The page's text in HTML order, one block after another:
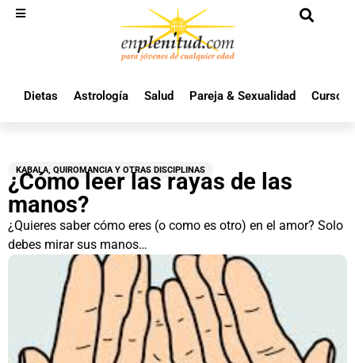
Dietas Astrología Salud Pareja & Sexualidad Cursos
KABALA, QUIROMANCIA Y OTRAS DISCIPLINAS
¿Cómo leer las rayas de las
manos?
¿Quieres saber cómo eres (o como es otro) en el amor? Solo
debes mirar sus manos…